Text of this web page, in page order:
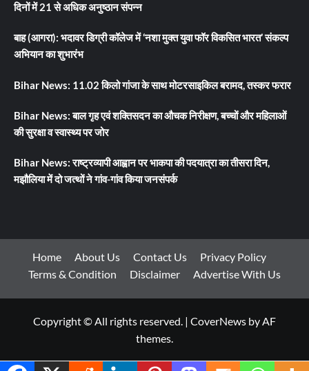
दिनों में 21 से अधिक अनुष्ठान संपन्न
बाह (आगरा): भदावर डिग्री कॉलेज में ‘नशा मुक्त युवा फॉर विकसित भारत’ संकल्प
अभियान का शुभारंभ
Bihar News: 11.02 किलो गांजा के साथ मोटरसाइकिल बरामद, तस्कर फरार
Bihar News: बाल गृह एवं शक्तिसदन का औचक निरीक्षण, बच्चों और महिलाओं
की सुरक्षा व स्वास्थ्य पर जोर
Bihar News: राष्ट्रव्यापी आह्वान पर भाकपा की पदयात्रा का तीसरा दिन,
मझौलिया में दो जत्थों ने गांव-गांव किया जनसंपर्क
Home About Us Contact Us
Privacy Policy
Terms & Condition
Disclaimer Advertise With Us
Copyright © All rights reserved. | CoverNews by AF
themes.